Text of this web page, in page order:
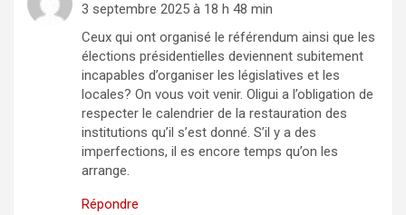
3 septembre 2025 à 18 h 48 min
Ceux qui ont organisé le référendum ainsi que les
élections présidentielles deviennent subitement
incapables d’organiser les législatives et les
locales? On vous voit venir. Oligui a l’obligation de
respecter le calendrier de la restauration des
institutions qu’il s’est donné. S’il y a des
imperfections, il es encore temps qu’on les
arrange.
Répondre